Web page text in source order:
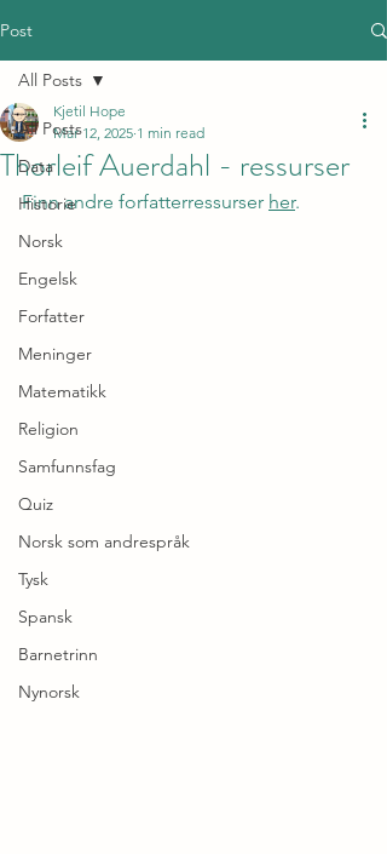
Post
All Posts
Data
Historie
Norsk
Engelsk
Forfatter
Meninger
Matematikk
Religion
Samfunnsfag
Quiz
Norsk som andrespråk
Tysk
Spansk
Barnetrinn
Nynorsk
All Posts
Thorleif Auerdahl - ressurser
Kjetil Hope
Mar 12, 2025 1 min read
Finn andre forfatterressurser her.